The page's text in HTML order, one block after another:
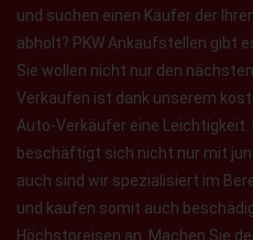
und suchen einen Käufer der
abholt? PKW Ankaufstellen gibt
Sie wollen nicht nur den
Verkaufen ist dank unserem
Auto-Verkäufer eine
beschäftigt sich nicht nur mit
auch sind wir spezialisiert im
und kaufen somit auch
Höchstpreisen an. Machen Sie